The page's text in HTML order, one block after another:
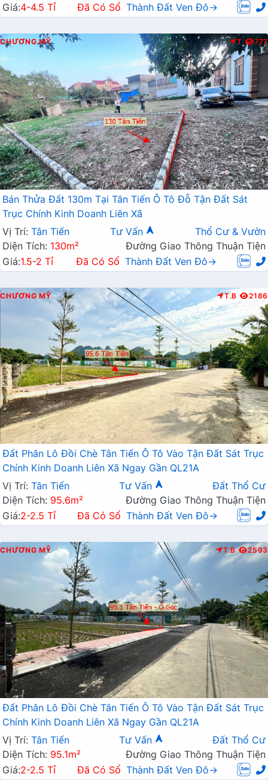
Giá:4-4.5 Tỉ Đã Có Sổ Thành Đất Ven Đô→
CHƯƠNG MỸ T 777
Bán Thửa Đất 130m Tại Tân Tiến Ô Tô Đỗ Tận Đất Sát
Trục Chính Kinh Doanh Liên Xã
Vị Trí: Tân Tiến Tư Vấn
Thổ Cư & Vườn
Diện Tích: 130m²
Đường Giao Thông Thuận Tiện
Giá:1.5-2 Tỉ Đã Có Sổ Thành Đất Ven Đô→
CHƯƠNG MỸ T.B 2186
Đất Phân Lô Đồi Chè Tân Tiến Ô Tô Vào Tận Đất Sát Trục
Chính Kinh Doanh Liên Xã Ngay Gần QL21A
Vị Trí: Tân Tiến Tư Vấn
Đất Thổ Cư
Diện Tích: 95.6m²
Đường Giao Thông Thuận Tiện
Giá:2-2.5 Tỉ Đã Có Sổ Thành Đất Ven Đô→
CHƯƠNG MỸ T.B 2593
Đất Phân Lô Đồi Chè Tân Tiến Ô Tô Vào Tận Đất Sát Trục
Chính Kinh Doanh Liên Xã Ngay Gần QL21A
Vị Trí: Tân Tiến Tư Vấn
Đất Thổ Cư
Diện Tích: 95.1m²
Đường Giao Thông Thuận Tiện
Giá:2-2.5 Tỉ Đã Có Sổ Thành Đất Ven Đô→